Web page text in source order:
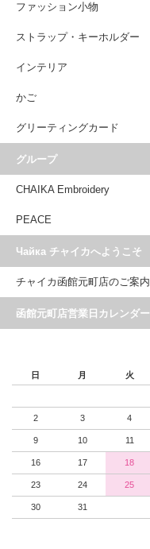
ファッション小物
ストラップ・キーホルダー
インテリア
かご
グリーティングカード
グループ
CHAIKA Embroidery
PEACE
Чайка チャイカへようこそ
チャイカ函館元町店のご案内
函館元町店営業日カレンダー
日 月 火
2 3 4
9 10 11
16 17 18
23 24 25
30 31